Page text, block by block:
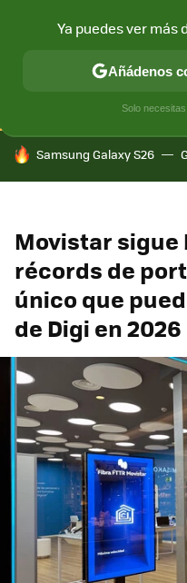
CONECTIVIDAD MÓVIL Y
HOY SE HABLA DE
Samsung Galaxy S26
Movistar sigue
récords de
único que
de Digi en 2026
Ya puedes ver más
Añádenos
Solo